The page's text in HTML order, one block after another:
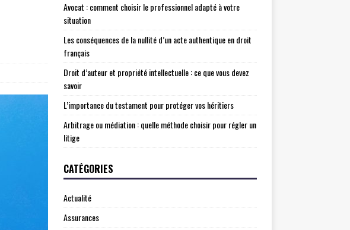
Avocat : comment choisir le professionnel adapté à votre
situation
Les conséquences de la nullité d’un acte authentique en droit
français
Droit d’auteur et propriété intellectuelle : ce que vous devez
savoir
L’importance du testament pour protéger vos héritiers
Arbitrage ou médiation : quelle méthode choisir pour régler un
litige
CATÉGORIES
Actualité
Assurances